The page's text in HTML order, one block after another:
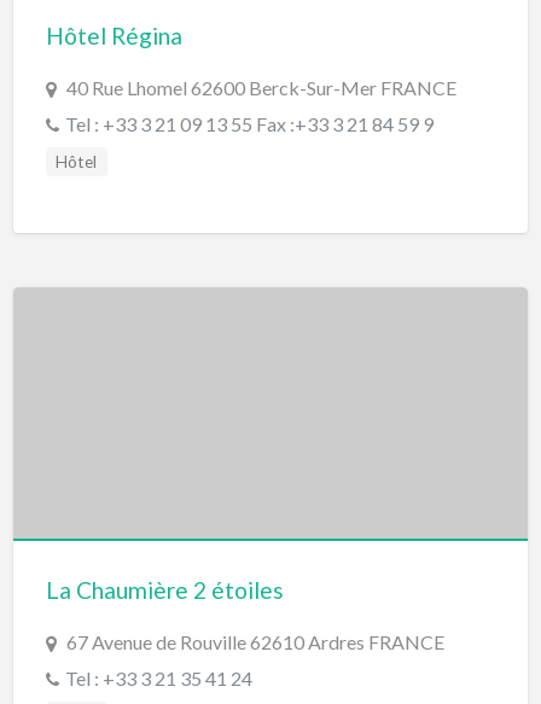
Hôtel Régina
40 Rue Lhomel 62600 Berck-Sur-Mer FRANCE
Tel : +33 3 21 09 13 55 Fax :+33 3 21 84 59 9
Hôtel
La Chaumière 2 étoiles
67 Avenue de Rouville 62610 Ardres FRANCE
Tel : +33 3 21 35 41 24